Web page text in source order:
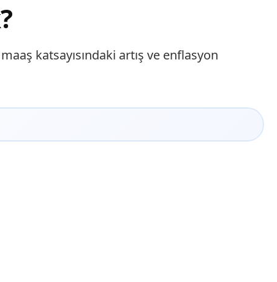
katsayısındaki artış ve enflasyon